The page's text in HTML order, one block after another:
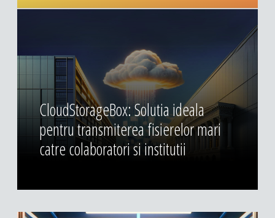
CloudStorageBox: Solutia ideala
pentru transmiterea fisierelor mari
catre colaboratori si institutii